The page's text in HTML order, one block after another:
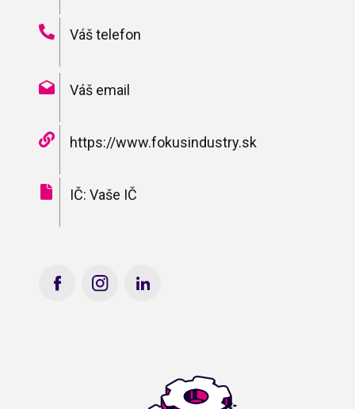
Váš telefon
Váš email
https://www.fokusindustry.sk
IČ: Vaše IČ